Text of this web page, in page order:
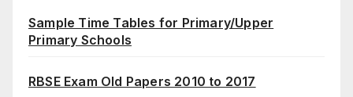
Sample Time Tables for Primary/Upper
Primary Schools
RBSE Exam Old Papers 2010 to 2017